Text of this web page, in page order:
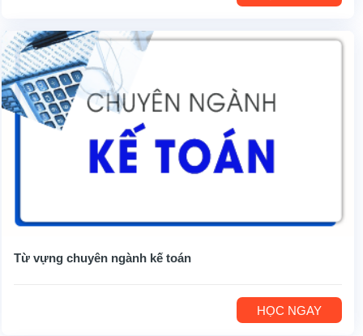
Từ vựng chuyên ngành kế toán
HỌC NGAY